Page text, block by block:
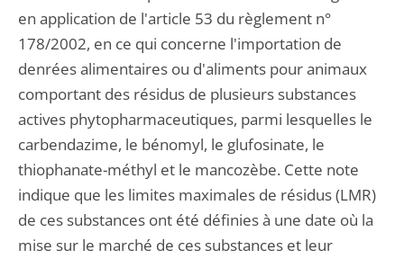
en application de l'article 53 du règlement n°
178/2002, en ce qui concerne l'importation de
denrées alimentaires ou d'aliments pour animaux
comportant des résidus de plusieurs substances
actives phytopharmaceutiques, parmi lesquelles le
carbendazime, le bénomyl, le glufosinate, le
thiophanate-méthyl et le mancozèbe. Cette note
indique que les limites maximales de résidus (LMR)
de ces substances ont été définies à une date où la
mise sur le marché de ces substances et leur